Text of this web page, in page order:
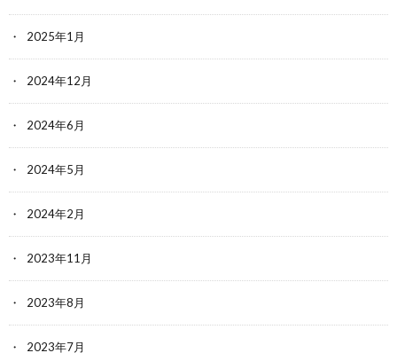
2025年1月
2024年12月
2024年6月
2024年5月
2024年2月
2023年11月
2023年8月
2023年7月